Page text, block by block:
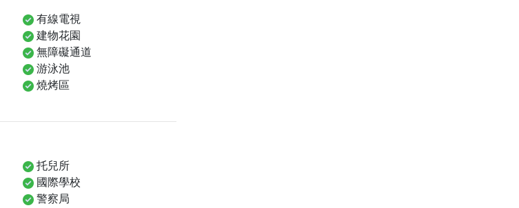
有線電視
建物花園
無障礙通道
游泳池
燒烤區
托兒所
國際學校
警察局